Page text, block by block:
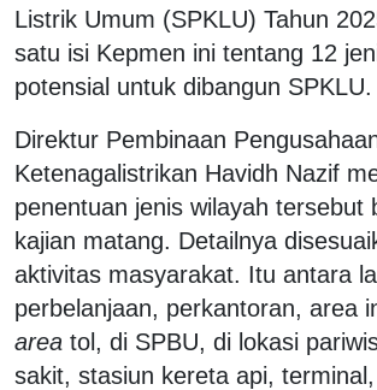
Listrik Umum (SPKLU) Tahun
satu isi Kepmen ini tentang 12
potensial untuk dibangun SPKLU.
Direktur Pembinaan
Ketenagalistrikan Havidh Nazif
penentuan jenis wilayah tersebut
kajian matang. Detailnya
aktivitas masyarakat. Itu antara
perbelanjaan, perkantoran, area
area tol, di SPBU, di lokasi
sakit, stasiun kereta api,